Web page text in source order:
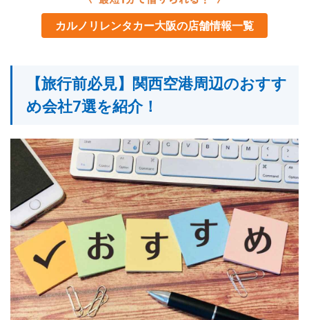
カルノリレンタカー大阪の店舗情報一覧
【旅行前必見】関西空港周辺のおすす
め会社7選を紹介！